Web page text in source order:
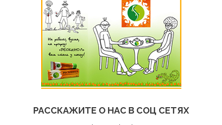
РАССКАЖИТЕ О НАС В СОЦ СЕТЯХ